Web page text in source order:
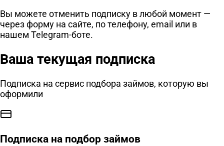
Вы можете отменить подписку в любой момент —
через форму на сайте, по телефону, email или в
нашем Telegram-боте.
Ваша текущая подписка
Подписка на сервис подбора займов, которую вы
оформили
Подписка на подбор займов